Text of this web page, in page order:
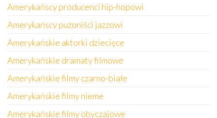
Amerykańscy producenci hip-hopowi
Amerykańscy puzoniści jazzowi
Amerykańskie aktorki dziecięce
Amerykańskie dramaty filmowe
Amerykańskie filmy czarno-białe
Amerykańskie filmy nieme
Amerykańskie filmy obyczajowe